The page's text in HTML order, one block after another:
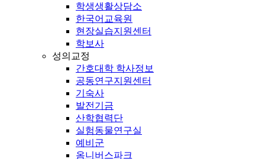
학생생활상담소
한국어교육원
현장실습지원센터
학보사
성의교정
간호대학 학사정보
공동연구지원센터
기숙사
발전기금
산학협력단
실험동물연구실
예비군
옴니버스파크